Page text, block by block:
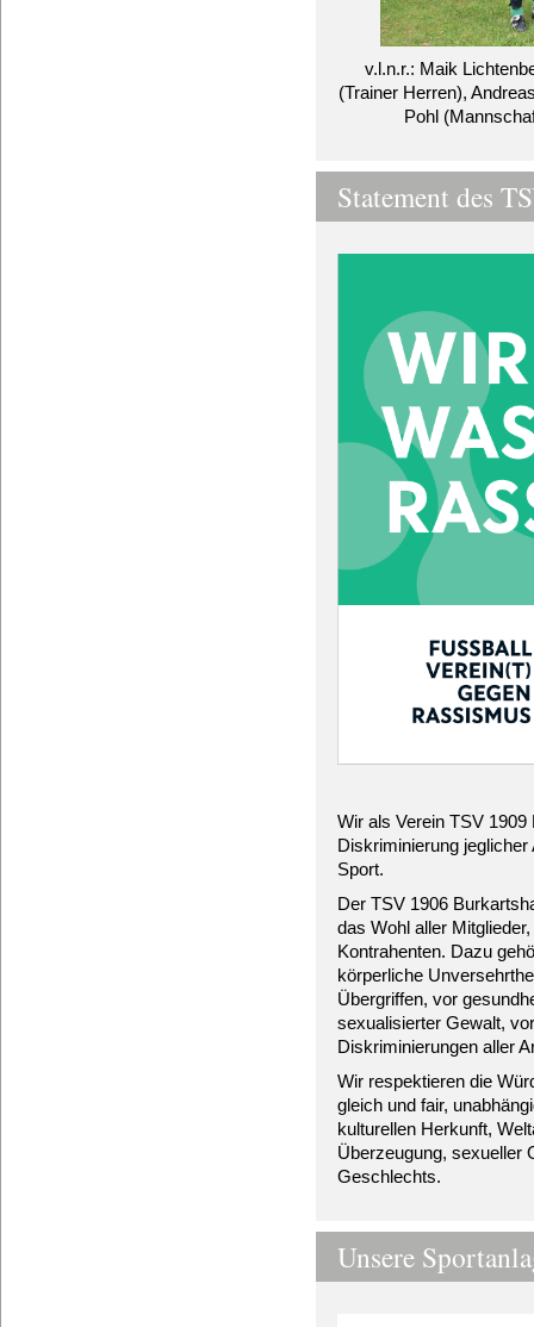
v.l.n.r.: Maik
(Trainer Herren),
Pohl
Statement des
Wir als Verein TSV
Diskriminierung
Sport.
Der TSV 1906
das Wohl aller
Kontrahenten. Dazu
körperliche
Übergriffen, vor
sexualisierter Gewalt,
Diskriminierungen aller
Wir respektieren die
gleich und fair,
kulturellen Herkunft,
Überzeugung, sexueller
Geschlechts.
Unsere